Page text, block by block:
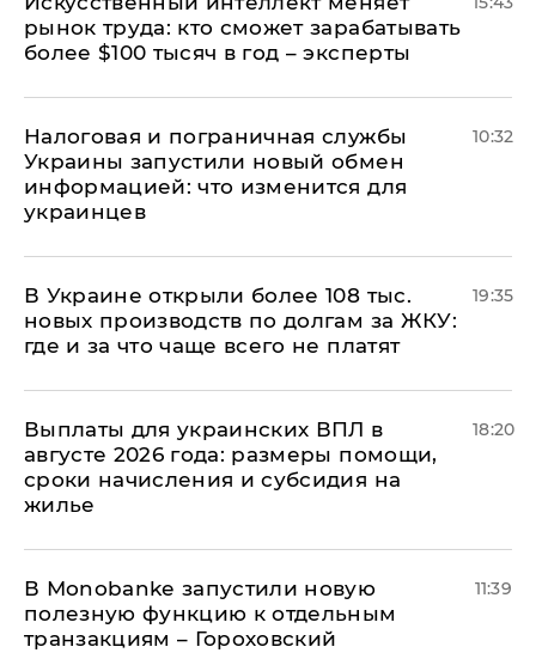
рынок труда: кто сможет зарабатывать
более $100 тысяч в год – эксперты
Налоговая и пограничная службы
Украины запустили новый обмен
информацией: что изменится для
украинцев
10:32
В Украине открыли более 108 тыс.
новых производств по долгам за ЖКУ:
где и за что чаще всего не платят
19:35
Выплаты для украинских ВПЛ в
августе 2026 года: размеры помощи,
сроки начисления и субсидия на
жилье
18:20
В Мonobankе запустили новую
полезную функцию к отдельным
транзакциям – Гороховский
11:39